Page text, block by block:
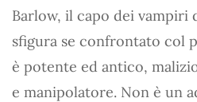
Barlow, il capo dei vampiri
sfigura se confrontato col
è potente ed antico,
e manipolatore. Non è un